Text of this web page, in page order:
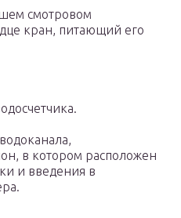
смотровом
кран, питающий его
в котором расположен
и введения в